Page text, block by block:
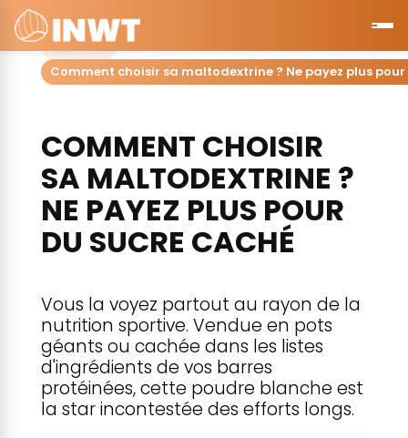
Accueil
Comment choisir sa maltodextrine ? Ne payez plus
COMMENT CHOISIR
SA MALTODEXTRINE ?
NE PAYEZ PLUS POUR
DU SUCRE CACHÉ
Vous la voyez partout au rayon de la
nutrition sportive. Vendue en pots
géants ou cachée dans les listes
d'ingrédients de vos barres
protéinées, cette poudre blanche est
la star incontestée des efforts longs.